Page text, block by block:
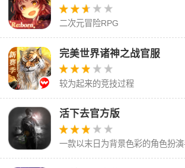
二次元冒险RPG
完美世界诸神之战官服
较为起来的竞技过程
活下去官方版
一款以末日为背景色彩的角色扮